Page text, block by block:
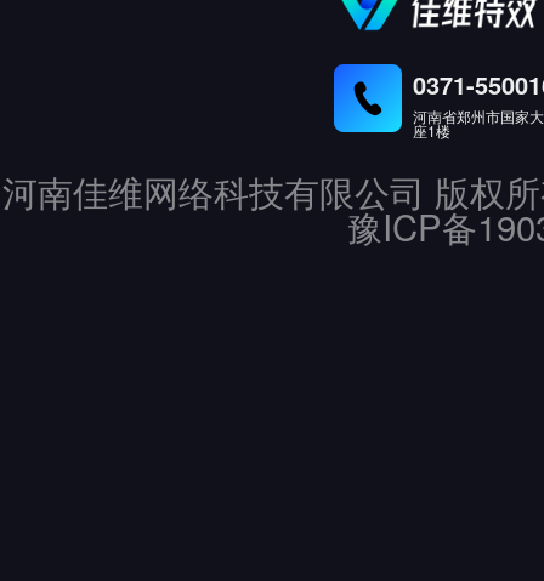
0371-
河南省郑州市国家
座1楼
河南佳维网络科技有限公司 版权
豫ICP备